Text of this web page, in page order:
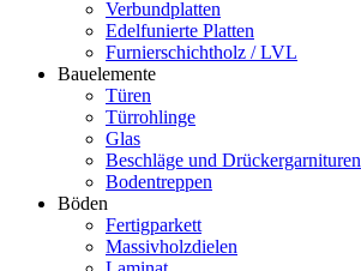
Verbundplatten
Edelfunierte Platten
Furnierschichtholz / LVL
Bauelemente
Türen
Türrohlinge
Glas
Beschläge und Drückergarnituren
Bodentreppen
Böden
Fertigparkett
Massivholzdielen